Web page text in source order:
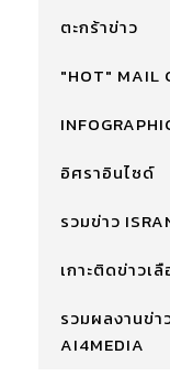
ตะกร้าข่าว
"HOT" MAIL
อิศราอินไซด์
รวมข่าว
เกาะติดข่าวเ
รวมผลงานข่
AI4MEDIA